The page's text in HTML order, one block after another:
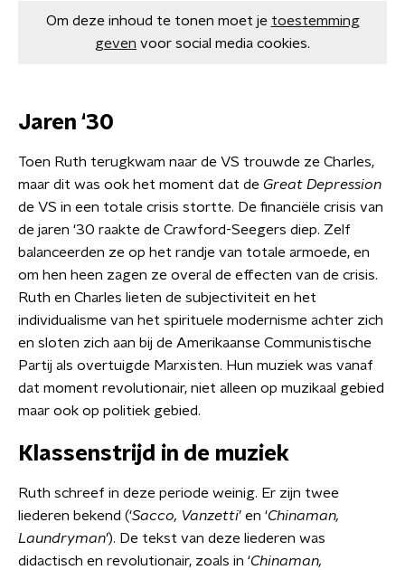
Om deze inhoud te tonen moet je toestemming
geven voor social media cookies.
Jaren ‘30
Toen Ruth terugkwam naar de VS trouwde ze Charles,
maar dit was ook het moment dat de Great Depression
de VS in een totale crisis stortte. De financiële crisis van
de jaren ‘30 raakte de Crawford-Seegers diep. Zelf
balanceerden ze op het randje van totale armoede, en
om hen heen zagen ze overal de effecten van de crisis.
Ruth en Charles lieten de subjectiviteit en het
individualisme van het spirituele modernisme achter zich
en sloten zich aan bij de Amerikaanse Communistische
Partij als overtuigde Marxisten. Hun muziek was vanaf
dat moment revolutionair, niet alleen op muzikaal gebied
maar ook op politiek gebied.
Klassenstrijd in de muziek
Ruth schreef in deze periode weinig. Er zijn twee
liederen bekend (‘Sacco, Vanzetti’ en ‘Chinaman,
Laundryman’). De tekst van deze liederen was
didactisch en revolutionair, zoals in ‘Chinaman,